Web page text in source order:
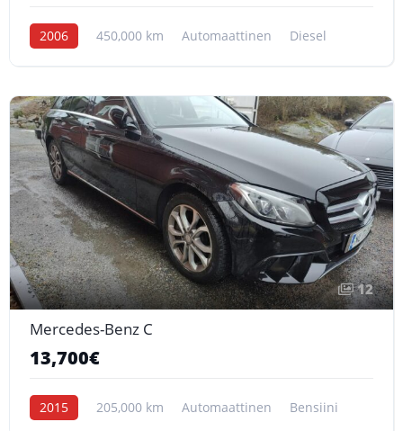
2006 450,000 km Automaattinen Diesel
12
Mercedes-Benz C
13,700€
2015 205,000 km Automaattinen Bensiini